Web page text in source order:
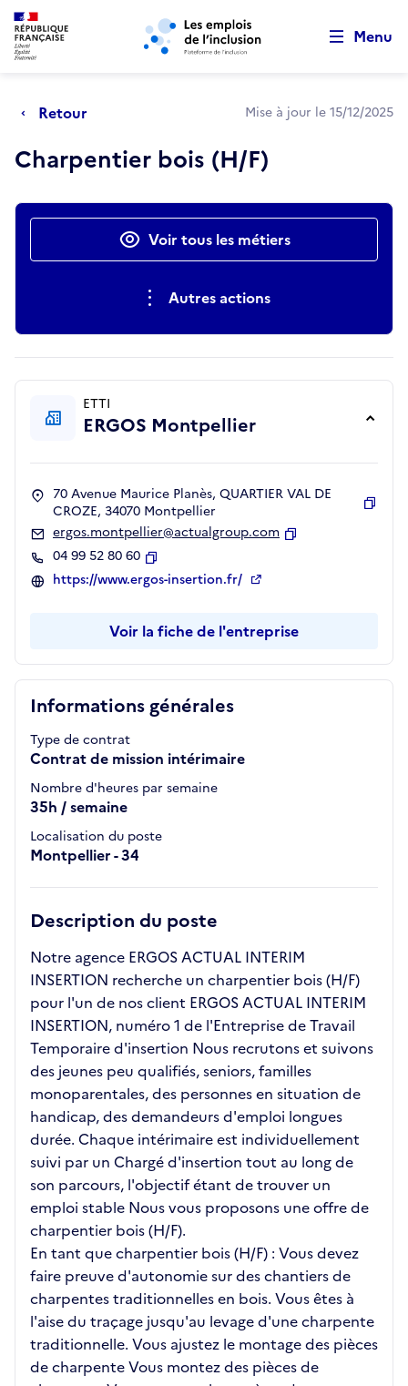
Aller au menu principal Aller au contenu principal
Menu
Retour Mise à jour le 15/12/2025
Charpentier bois (H/F)
Actions rapidesVoir tous les métiers
Autres actions
Informations générales
Type de contrat
Contrat de mission intérimaire
Nombre d'heures par semaine
35h / semaine
Localisation du poste
Montpellier - 34
Description du poste
Notre agence ERGOS ACTUAL INTERIM
INSERTION recherche un charpentier bois (H/F)
pour l'un de nos client ERGOS ACTUAL INTERIM
INSERTION, numéro 1 de l'Entreprise de Travail
Temporaire d'insertion Nous recrutons et suivons
des jeunes peu qualifiés, seniors, familles
monoparentales, des personnes en situation de
handicap, des demandeurs d'emploi longues
durée. Chaque intérimaire est individuellement
suivi par un Chargé d'insertion tout au long de
son parcours, l'objectif étant de trouver un
emploi stable Nous vous proposons une offre de
charpentier bois (H/F).
En tant que charpentier bois (H/F) : Vous devez
faire preuve d'autonomie sur des chantiers de
charpentes traditionnelles en bois. Vous êtes à
l'aise du traçage jusqu'au levage d'une charpente
traditionnelle. Vous ajustez le montage des pièces
de charpente Vous montez des pièces de
ETTI
ERGOS Montpellier
70 Avenue Maurice Planès, QUARTIER VAL DE
CROZE, 34070 Montpellier
ergos.montpellier@actualgroup.com
04 99 52 80 60
Copier
https://www.ergos-insertion.fr/
Voir la fiche de l'entreprise
Retour au début de la page
Panneau de gestion des cookies